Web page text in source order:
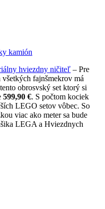
kamión
hviezdny ničiteľ – Pre
fajnšmekrov má
obrosvský set ktorý si
599,90 €. S počtom kociek
LEGO setov vôbec. So
viac ako meter sa bude
LEGA a Hviezdnych